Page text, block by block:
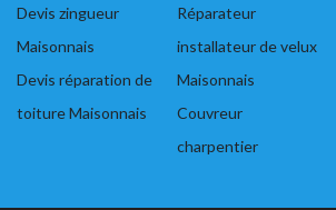
Devis zingueur
Maisonnais
Devis réparation de
toiture Maisonnais
Réparateur
installateur de velux
Maisonnais
Couvreur
charpentier